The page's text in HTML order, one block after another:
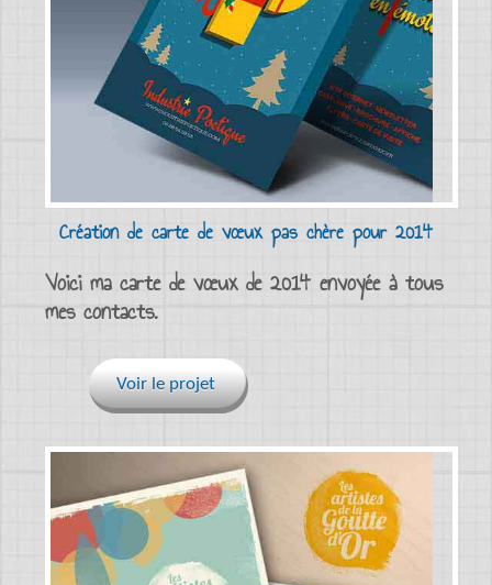
Création de carte de vœux pas chère pour 2014
Voici ma carte de vœux de 2014 envoyée à tous
mes contacts.
Voir le projet